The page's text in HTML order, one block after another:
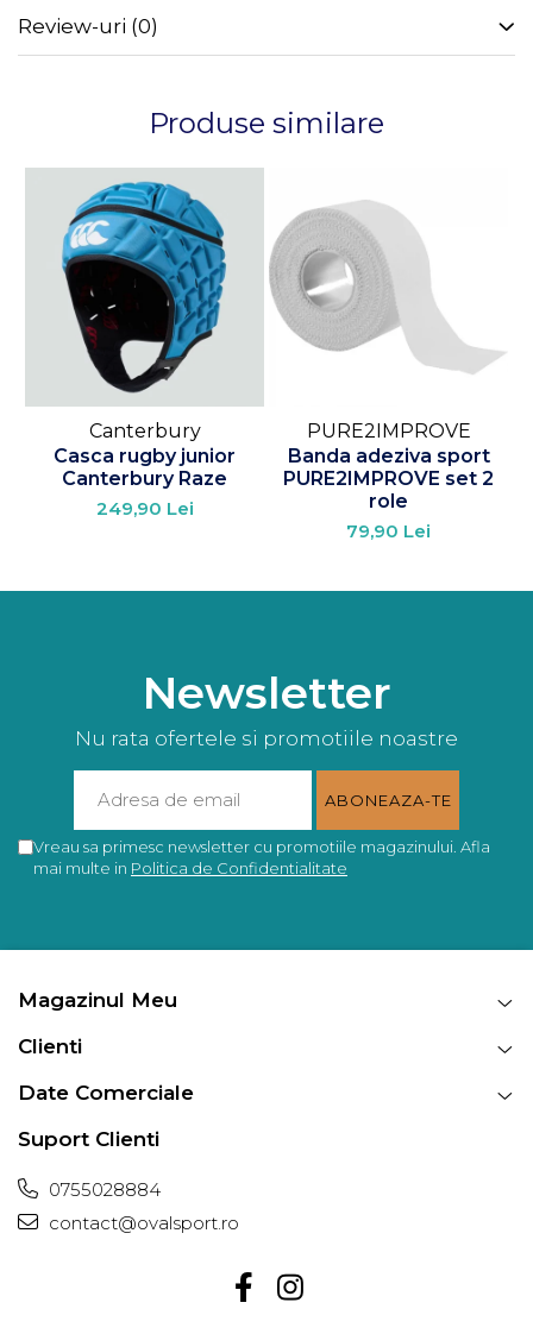
Review-uri (0)
Produse similare
Canterbury
Casca rugby junior
Canterbury Raze
249,90 Lei
PURE2IMPROVE
Banda adeziva sport
PURE2IMPROVE set 2
role
79,90 Lei
Newsletter
Nu rata ofertele si promotiile noastre
Vreau sa primesc newsletter cu promotiile magazinului. Afla
mai multe in Politica de Confidentialitate
Magazinul Meu
Clienti
Date Comerciale
Suport Clienti
0755028884
contact@ovalsport.ro